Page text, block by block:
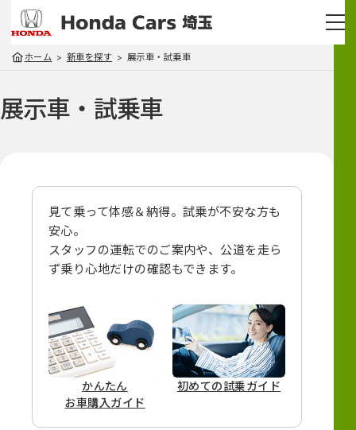
ホーム 新車を探す 展示車・試乗車
展示車・試乗車
見て乗って体感＆納得。試乗が不安な方も
安心。
スタッフの運転でのご案内や、 公道を走ら
ず乗り心地だけの確認もできます。
かんたん
お車購入ガイド
初めての試乗ガイド